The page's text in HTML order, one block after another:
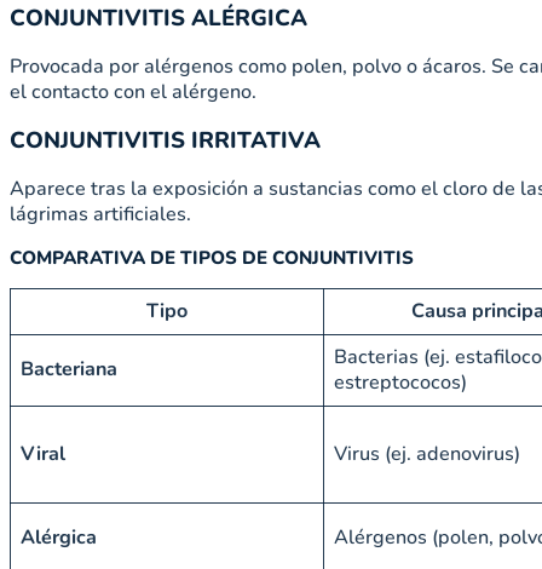
CONJUNTIVITIS ALÉRGICA
Provocada por alérgenos como polen, polvo o ácaros. Se
el contacto con el alérgeno.
CONJUNTIVITIS IRRITATIVA
Aparece tras la exposición a sustancias como el cloro de
lágrimas artificiales.
COMPARATIVA DE TIPOS DE CONJUNTIVITIS
Tipo Causa
Bacteriana
Bacterias (ej.
estreptococos)
Viral Virus (ej. adenovirus)
Alérgica Alérgenos (polen,